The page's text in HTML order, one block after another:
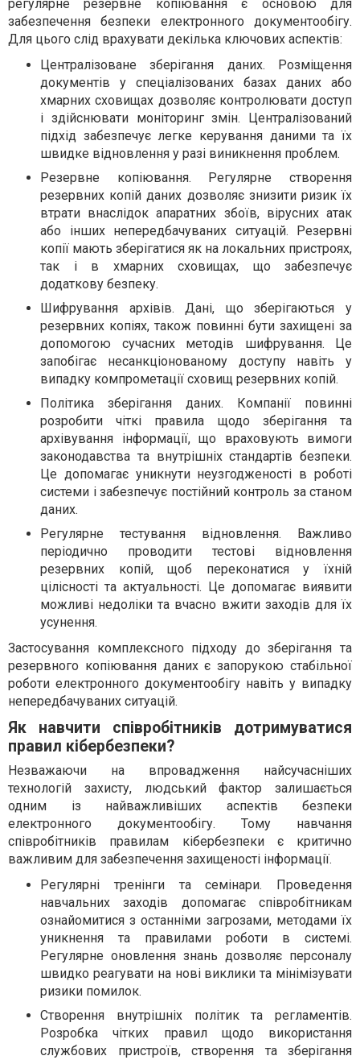
регулярне резервне копіювання є основою для
забезпечення безпеки електронного документообігу.
Для цього слід врахувати декілька ключових аспектів:
Централізоване зберігання даних. Розміщення
документів у спеціалізованих базах даних або
хмарних сховищах дозволяє контролювати доступ
і здійснювати моніторинг змін. Централізований
підхід забезпечує легке керування даними та їх
швидке відновлення у разі виникнення проблем.
Резервне копіювання. Регулярне створення
резервних копій даних дозволяє знизити ризик їх
втрати внаслідок апаратних збоїв, вірусних атак
або інших непередбачуваних ситуацій. Резервні
копії мають зберігатися як на локальних пристроях,
так і в хмарних сховищах, що забезпечує
додаткову безпеку.
Шифрування архівів. Дані, що зберігаються у
резервних копіях, також повинні бути захищені за
допомогою сучасних методів шифрування. Це
запобігає несанкціонованому доступу навіть у
випадку компрометації сховищ резервних копій.
Політика зберігання даних. Компанії повинні
розробити чіткі правила щодо зберігання та
архівування інформації, що враховують вимоги
законодавства та внутрішніх стандартів безпеки.
Це допомагає уникнути неузгодженості в роботі
системи і забезпечує постійний контроль за станом
даних.
Регулярне тестування відновлення. Важливо
періодично проводити тестові відновлення
резервних копій, щоб переконатися у їхній
цілісності та актуальності. Це допомагає виявити
можливі недоліки та вчасно вжити заходів для їх
усунення.
Застосування комплексного підходу до зберігання та
резервного копіювання даних є запорукою стабільної
роботи електронного документообігу навіть у випадку
непередбачуваних ситуацій.
Як навчити співробітників дотримуватися
правил кібербезпеки?
Незважаючи на впровадження найсучасніших
технологій захисту, людський фактор залишається
одним із найважливіших аспектів безпеки
електронного документообігу. Тому навчання
співробітників правилам кібербезпеки є критично
важливим для забезпечення захищеності інформації.
Регулярні тренінги та семінари. Проведення
навчальних заходів допомагає співробітникам
ознайомитися з останніми загрозами, методами їх
уникнення та правилами роботи в системі.
Регулярне оновлення знань дозволяє персоналу
швидко реагувати на нові виклики та мінімізувати
ризики помилок.
Створення внутрішніх політик та регламентів.
Розробка чітких правил щодо використання
службових пристроїв, створення та зберігання